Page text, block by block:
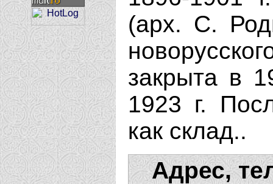
(арх. С.
закрыта в
1923 г.
как склад..
Адрес,